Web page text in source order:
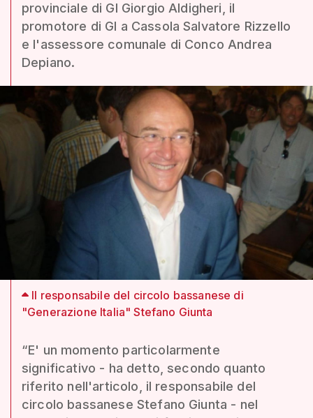
provinciale di GI Giorgio Aldigheri, il
promotore di GI a Cassola Salvatore Rizzello
e l'assessore comunale di Conco Andrea
Depiano.
Il responsabile del circolo bassanese di
"Generazione Italia" Stefano Giunta
“E' un momento particolarmente
significativo - ha detto, secondo quanto
riferito nell'articolo, il responsabile del
circolo bassanese Stefano Giunta - nel